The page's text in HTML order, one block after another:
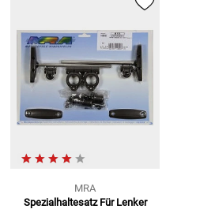
MRA
Spezialhaltesatz Für Lenker